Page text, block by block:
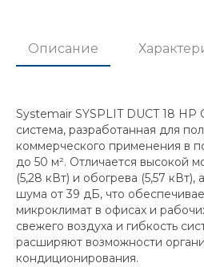
Описание
Systemair SYSPLIT DUCT 18 HP
система, разработанная для
коммерческого применения в
до 50 м². Отличается высокой
(5,28 кВт) и обогрева (5,57
шума от 39 дБ, что
микроклимат в офисах и
свежего воздуха и гибкость
расширяют возможности
кондиционирования.